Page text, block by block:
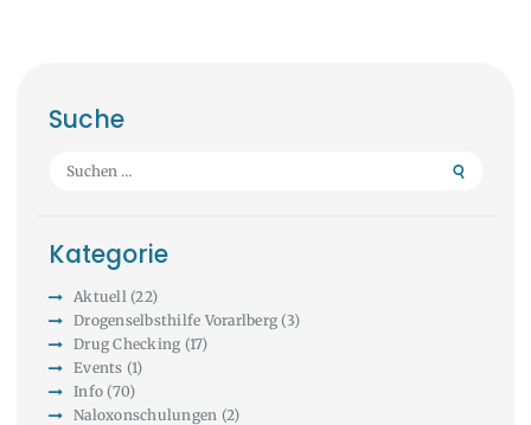
Suche
Suchen
Kategorie
Aktuell (22)
Drogenselbsthilfe Vorarlberg (3)
Drug Checking (17)
Events (1)
Info (70)
Naloxonschulungen (2)